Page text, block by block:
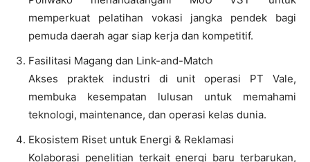
memperkuat pelatihan vokasi jangka pendek bagi
pemuda daerah agar siap kerja dan kompetitif.
Fasilitasi Magang dan Link-and-Match
Akses praktek industri di unit operasi PT Vale,
membuka kesempatan lulusan untuk memahami
teknologi, maintenance, dan operasi kelas dunia.
Ekosistem Riset untuk Energi & Reklamasi
Kolaborasi penelitian terkait energi baru terbarukan,